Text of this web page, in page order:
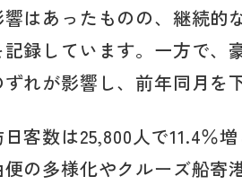
はあったものの、継続的
記録しています。一方で、
れが影響し、前年同月を
客数は25,800人で11.4％
便の多様化やクルーズ船寄